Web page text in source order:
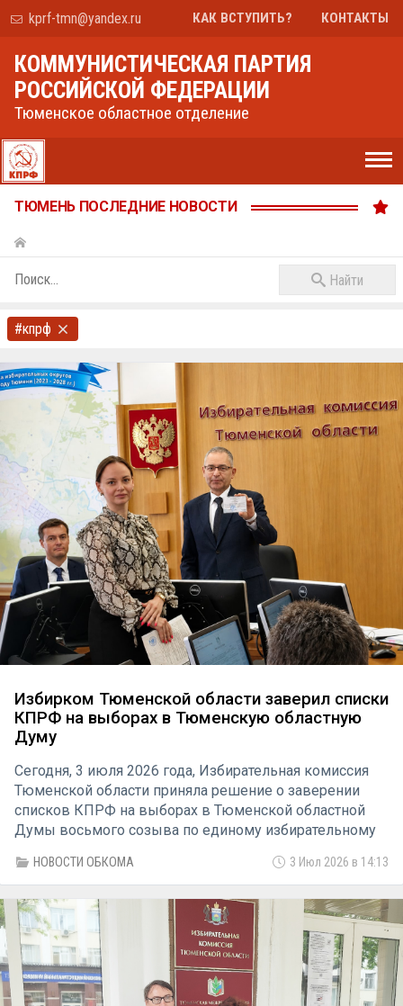
kprf-tmn@yandex.ru КАК ВСТУПИТЬ? КОНТАКТЫ
КОММУНИСТИЧЕСКАЯ ПАРТИЯ
РОССИЙСКОЙ ФЕДЕРАЦИИ
Тюменское областное отделение
ТЮМЕНЬ ПОСЛЕДНИЕ НОВОСТИ
Найти
#кпрф
Избирком Тюменской области заверил списки
КПРФ на выборах в Тюменскую областную
Думу
Сегодня, 3 июля 2026 года, Избирательная комиссия
Тюменской области приняла решение о заверении
списков КПРФ на выборах в Тюменской областной
Думы восьмого созыва по единому избирательному
НОВОСТИ ОБКОМА 3 Июл 2026 в 14:13